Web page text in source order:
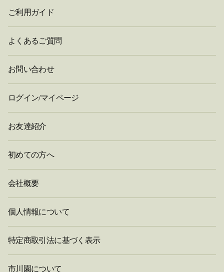
ご利用ガイド
よくあるご質問
お問い合わせ
ログイン/マイページ
お友達紹介
初めての方へ
会社概要
個人情報について
特定商取引法に基づく表示
市川園について